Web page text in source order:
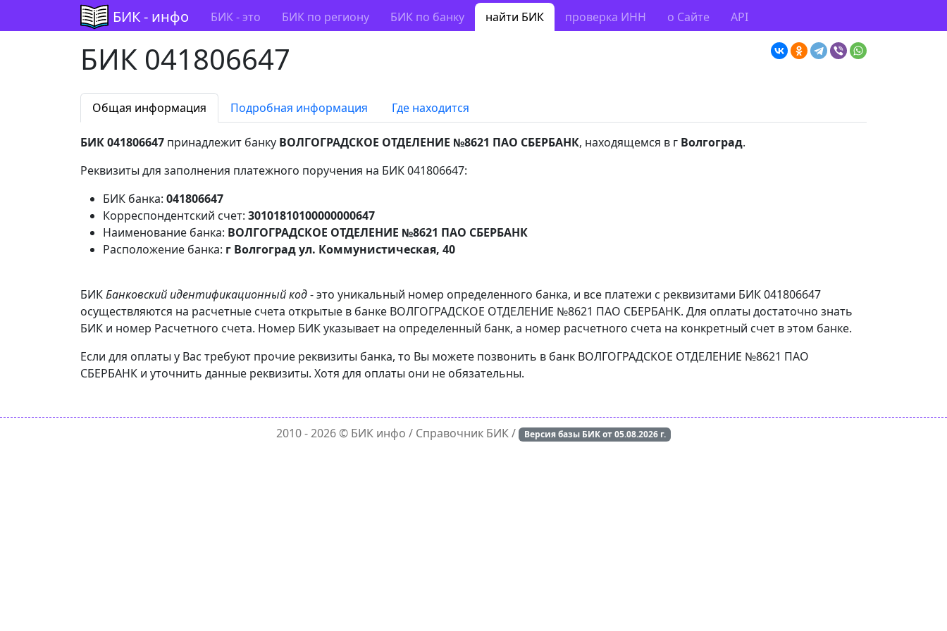
БИК - инфо БИК - это БИК по региону БИК по банку найти БИК проверка ИНН о Сайте API
БИК 041806647
Общая информация Подробная информация Где находится
БИК 041806647 принадлежит банку ВОЛГОГРАДСКОЕ ОТДЕЛЕНИЕ №8621 ПАО СБЕРБАНК, находящемся в г Волгоград.
Реквизиты для заполнения платежного поручения на БИК 041806647:
БИК банка: 041806647
Корреспондентский счет: 30101810100000000647
Наименование банка: ВОЛГОГРАДСКОЕ ОТДЕЛЕНИЕ №8621 ПАО СБЕРБАНК
Расположение банка: г Волгоград ул. Коммунистическая, 40
БИКБанковский идентификационный код- это уникальный номер определенного банка, и все платежи с реквизитами БИК 041806647
осуществляются на расчетные счета открытые в банке ВОЛГОГРАДСКОЕ ОТДЕЛЕНИЕ №8621 ПАО СБЕРБАНК. Для оплаты достаточно знать
БИК и номер Расчетного счета. Номер БИК указывает на определенный банк, а номер расчетного счета на конкретный счет в этом банке.
Если для оплаты у Вас требуют прочие реквизиты банка, то Вы можете позвонить в банк ВОЛГОГРАДСКОЕ ОТДЕЛЕНИЕ №8621 ПАО
СБЕРБАНК и уточнить данные реквизиты. Хотя для оплаты они не обязательны.
2010 - 2026 © БИК инфо / Справочник БИК / Версия базы БИК от05.08.2026г.